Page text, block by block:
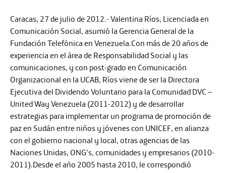
Caracas, 27 de julio de 2012.-Valentina Ríos, Licenciada en
Comunicación Social, asumió la Gerencia General de la
Fundación Telefónica en Venezuela.Con más de 20 años de
experiencia en el área de Responsabilidad Social y las
comunicaciones, y con post-grado en Comunicación
Organizacional en la UCAB, Ríos viene de ser la Directora
Ejecutiva del Dividendo Voluntario para la Comunidad DVC –
United Way Venezuela (2011-2012) y de desarrollar
estrategias para implementar un programa de promoción de
paz en Sudán entre niños y jóvenes con UNICEF, en alianza
con el gobierno nacional y local, otras agencias de las
Naciones Unidas, ONG’s, comunidades y empresarios (2010-
2011).Desde el año 2005 hasta 2010, le correspondió